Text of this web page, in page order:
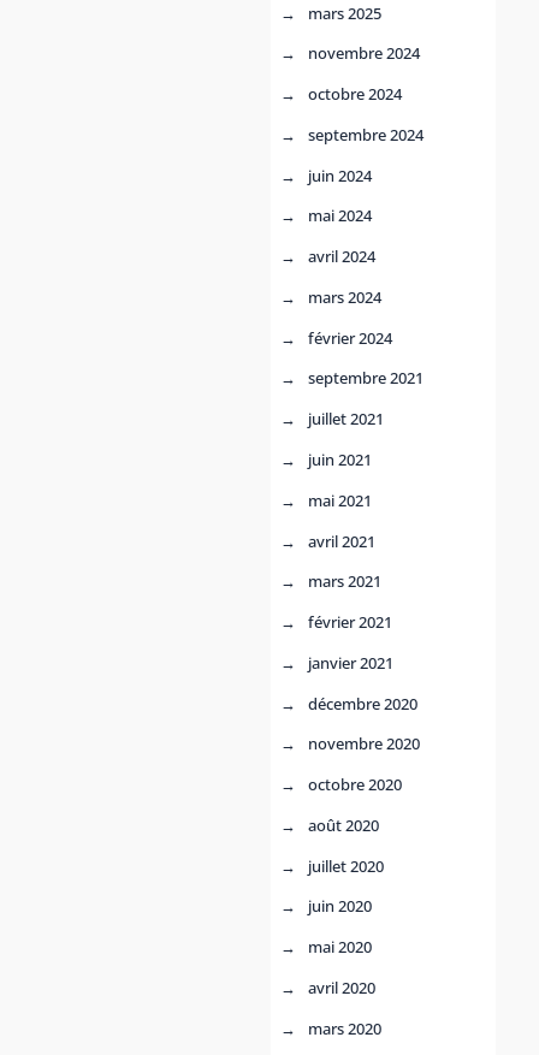
mars 2025
novembre 2024
octobre 2024
septembre 2024
juin 2024
mai 2024
avril 2024
mars 2024
février 2024
septembre 2021
juillet 2021
juin 2021
mai 2021
avril 2021
mars 2021
février 2021
janvier 2021
décembre 2020
novembre 2020
octobre 2020
août 2020
juillet 2020
juin 2020
mai 2020
avril 2020
mars 2020